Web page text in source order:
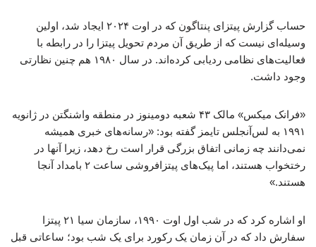
حساب گزارش پیتزای پنتاگون که در اوت ۲۰۲۴ ایجاد شد، اولین
وسیله‌ای نیست که از طریق آن مردم تحویل پیتزا را در رابطه با
فعالیت‌های نظامی ردیابی کرده‌اند. در سال ۱۹۸۰ هم چنین نظارتی
وجود داشت.
«فرانک میکس» مالک ۴۳ شعبه دومینوز در منطقه واشنگتن در ژانویه
۱۹۹۱ به لس‌آنجلس تایمز گفته بود: «رسانه‌های خبری همیشه
نمی‌دانند چه زمانی اتفاق بزرگی قرار است رخ دهد، زیرا آنها در
رختخواب هستند، اما پیک‌های پیتزافروشی ساعت ۲ بامداد آنجا
هستند.»
او اشاره کرد که در شب اول اوت ۱۹۹۰، سازمان سیا ۲۱ پیتزا
سفارش داد که در آن زمان یک رکورد برای یک شب بود؛ ساعاتی قبل